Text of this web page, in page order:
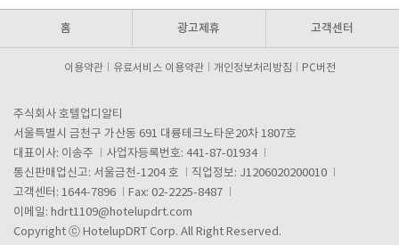
홈 광고제휴 고객센터
이용약관 유료서비스 이용약관 개인정보처리방침 PC버전
주식회사 호텔업디알티
서울특별시 금천구 가산동 691 대륭테크노타운20차 1807호
대표이사: 이송주
사업자등록번호: 441-87-01934
통신판매업신고: 서울금천-1204 호
직업정보: J1206020200010
고객센터: 1644-7896
Fax: 02-2225-8487
이메일: hdrt1109@hotelupdrt.com
Copyright ⓒ HotelupDRT Corp. All Right Reserved.